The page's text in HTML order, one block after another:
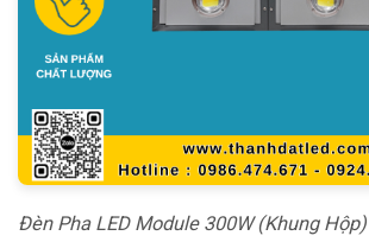
Đèn Pha LED Module 300W (Khung